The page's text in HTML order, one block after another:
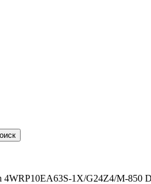
4WRP10EA63S-1X/G24Z4/M-850